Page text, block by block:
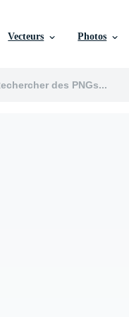
Vecteurs Photos